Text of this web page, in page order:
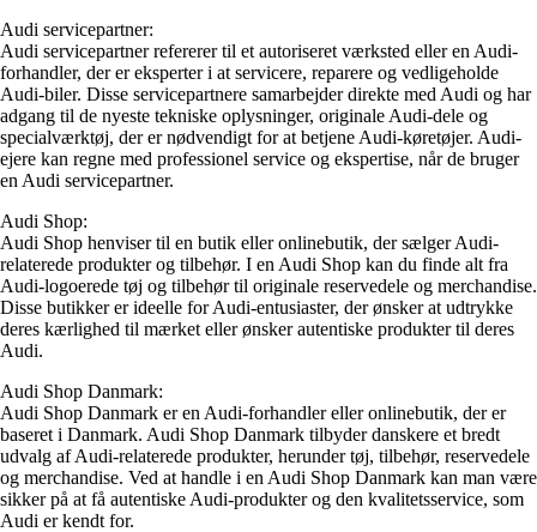
Audi servicepartner:
Audi servicepartner refererer til et autoriseret værksted eller en Audi-
forhandler, der er eksperter i at servicere, reparere og vedligeholde
Audi-biler. Disse servicepartnere samarbejder direkte med Audi og har
adgang til de nyeste tekniske oplysninger, originale Audi-dele og
specialværktøj, der er nødvendigt for at betjene Audi-køretøjer. Audi-
ejere kan regne med professionel service og ekspertise, når de bruger
en Audi servicepartner.
Audi Shop:
Audi Shop henviser til en butik eller onlinebutik, der sælger Audi-
relaterede produkter og tilbehør. I en Audi Shop kan du finde alt fra
Audi-logoerede tøj og tilbehør til originale reservedele og merchandise.
Disse butikker er ideelle for Audi-entusiaster, der ønsker at udtrykke
deres kærlighed til mærket eller ønsker autentiske produkter til deres
Audi.
Audi Shop Danmark:
Audi Shop Danmark er en Audi-forhandler eller onlinebutik, der er
baseret i Danmark. Audi Shop Danmark tilbyder danskere et bredt
udvalg af Audi-relaterede produkter, herunder tøj, tilbehør, reservedele
og merchandise. Ved at handle i en Audi Shop Danmark kan man være
sikker på at få autentiske Audi-produkter og den kvalitetsservice, som
Audi er kendt for.